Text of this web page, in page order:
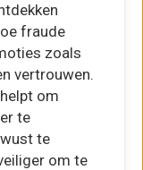
fraude
zoals
vertrouwen.
om
te
te
om te